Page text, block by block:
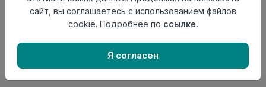
Внимание! Внешний вид товара может отличаться от
представленного на настоящем сайте. Проверяйте
в момент приобретения товара.
сайт, вы соглашаетесь с использованием файлов
cookie. Подробнее по ссылке.
Я согласен